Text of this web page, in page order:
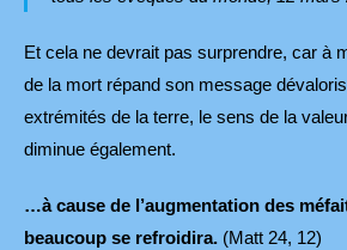
Et cela ne devrait pas surprendre, car à
de la mort répand son message
extrémités de la terre, le sens de la
diminue également.
…à cause de l’augmentation des
beaucoup se refroidira. (Matt 24, 12)